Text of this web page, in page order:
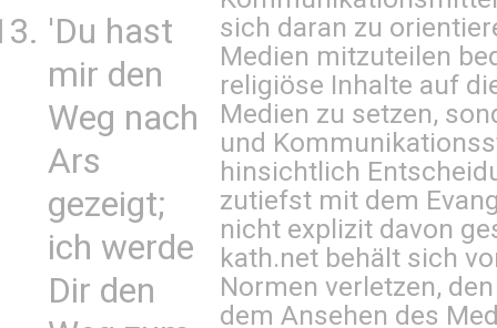
'Du hast
mir den
Weg nach
Ars
gezeigt;
ich werde
Dir den
sich daran zu
Medien mitzuteilen
religiöse Inhalte auf
Medien zu setzen,
und
hinsichtlich
zutiefst mit dem
nicht explizit davon
kath.net behält sich
Normen verletzen,
dem Ansehen des